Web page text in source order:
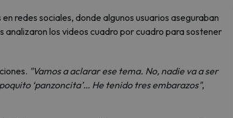
redes sociales, donde algunos usuarios aseguraban
los videos cuadro por cuadro para sostener
"Vamos a aclarar ese tema. No, nadie va a ser
‘panzoncita’… He tenido tres embarazos",